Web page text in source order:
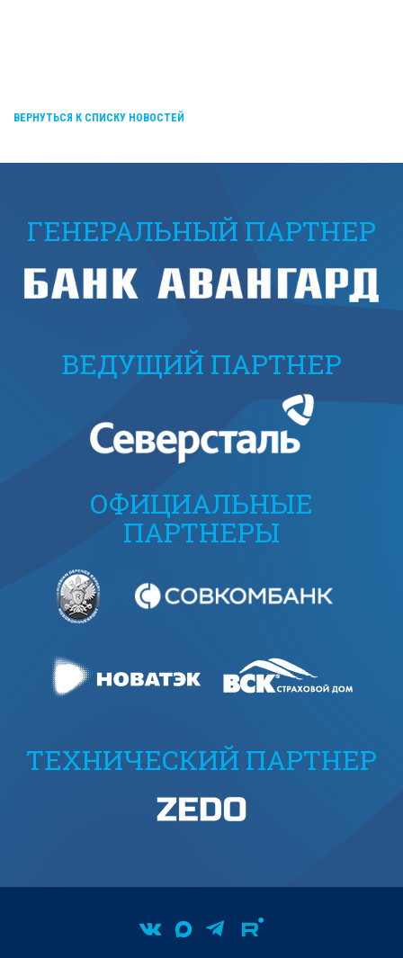
ВЕРНУТЬСЯ К СПИСКУ НОВОСТЕЙ
ГЕНЕРАЛЬНЫЙ ПАРТНЕР
ВЕДУЩИЙ ПАРТНЕР
ОФИЦИАЛЬНЫЕ
ПАРТНЕРЫ
ТЕХНИЧЕСКИЙ ПАРТНЕР